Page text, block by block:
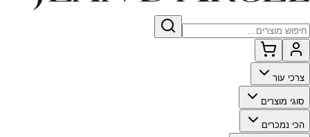
צרכי עור
סוגי מוצרים
הכי נמכרים